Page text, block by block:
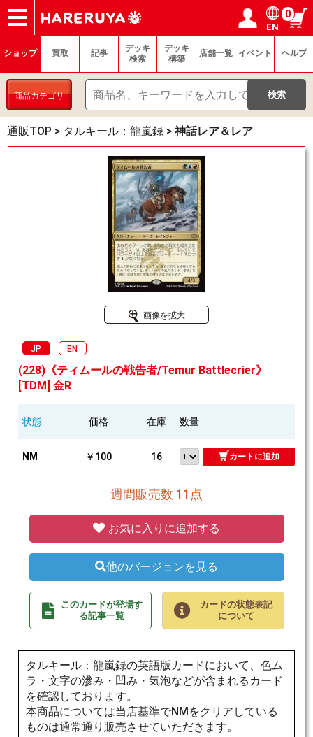
ショップ
買取
記事
デッキ検索
デッキ構築
選手一覧
店舗一覧
イベント
ヘルプ
お問い合わせ ログイン／会員登録
マイページ
EN
0
ショップ 買取 記事
デッキ
検索
デッキ
構築
店舗一覧 イベント ヘルプ
商品カテゴリ
通販TOP > タルキール：龍嵐録 > 神話レア＆レア
画像を拡大
JP EN
(228)《ティムールの戦告者/Temur Battlecrier》
[TDM] 金R
状態 価格 在庫 数量
NM ￥100 16 カートに追加
週間販売数 11点
お気に入りに追加する
他のバージョンを見る
このカードが登場す
る記事一覧
カードの状態表記
について
タルキール：龍嵐録の英語版カードにおいて、色ム
ラ・文字の滲み・凹み・気泡などが含まれるカード
を確認しております。
本商品については当店基準でNMをクリアしている
ものは通常通り販売させていただきます。